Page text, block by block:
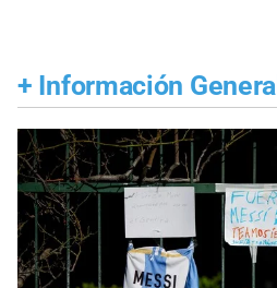
+ Información General